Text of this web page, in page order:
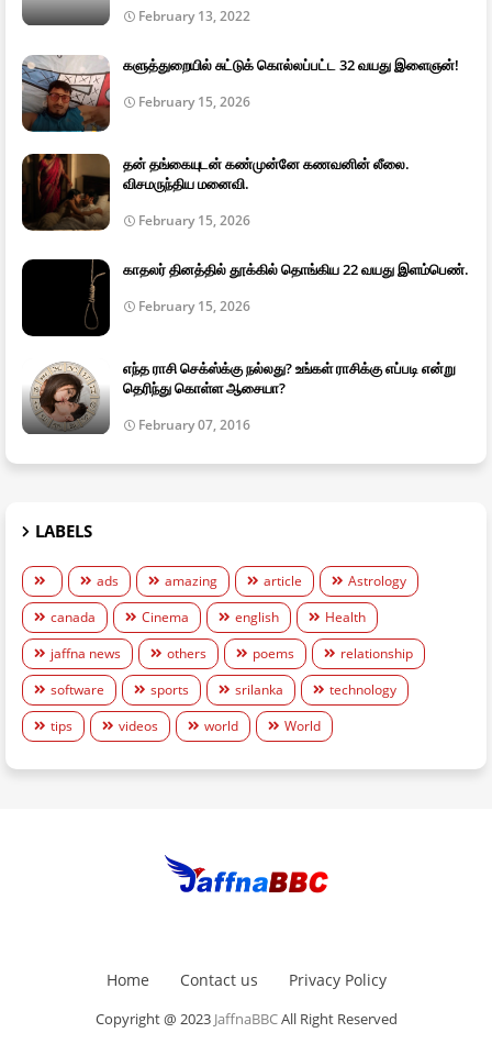
February 13, 2022
களுத்துறையில் சுட்டுக் கொல்லப்பட்ட 32 வயது இளைஞன்!
February 15, 2026
தன் தங்கையுடன் கண்முன்னே கணவனின் லீலை.
விசமருந்திய மனைவி.
February 15, 2026
காதலர் தினத்தில் தூக்கில் தொங்கிய 22 வயது இளம்பெண்.
February 15, 2026
எந்த ராசி செக்ஸ்க்கு நல்லது? உங்கள் ராசிக்கு எப்படி என்று
தெரிந்து கொள்ள ஆசையா?
February 07, 2016
LABELS
ads amazing article
Astrology
canada
Cinema english
Health
jaffna news
others poems
relationship
software
sports srilanka
technology
tips
videos world World
Home Contact us Privacy Policy
Copyright @ 2023 JaffnaBBCAll Right Reserved